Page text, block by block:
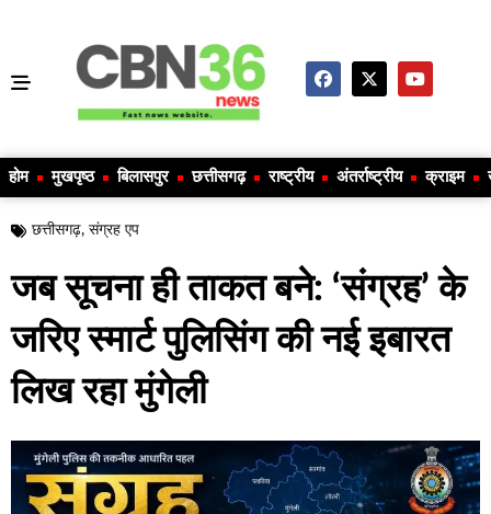
होम मुखपृष्ठ बिलासपुर छत्तीसगढ़ राष्ट्रीय अंतर्राष्ट्रीय क्राइम
छत्तीसगढ़, संग्रह एप
जब सूचना ही ताकत बने: ‘संग्रह’ के
जरिए स्मार्ट पुलिसिंग की नई इबारत
लिख रहा मुंगेली